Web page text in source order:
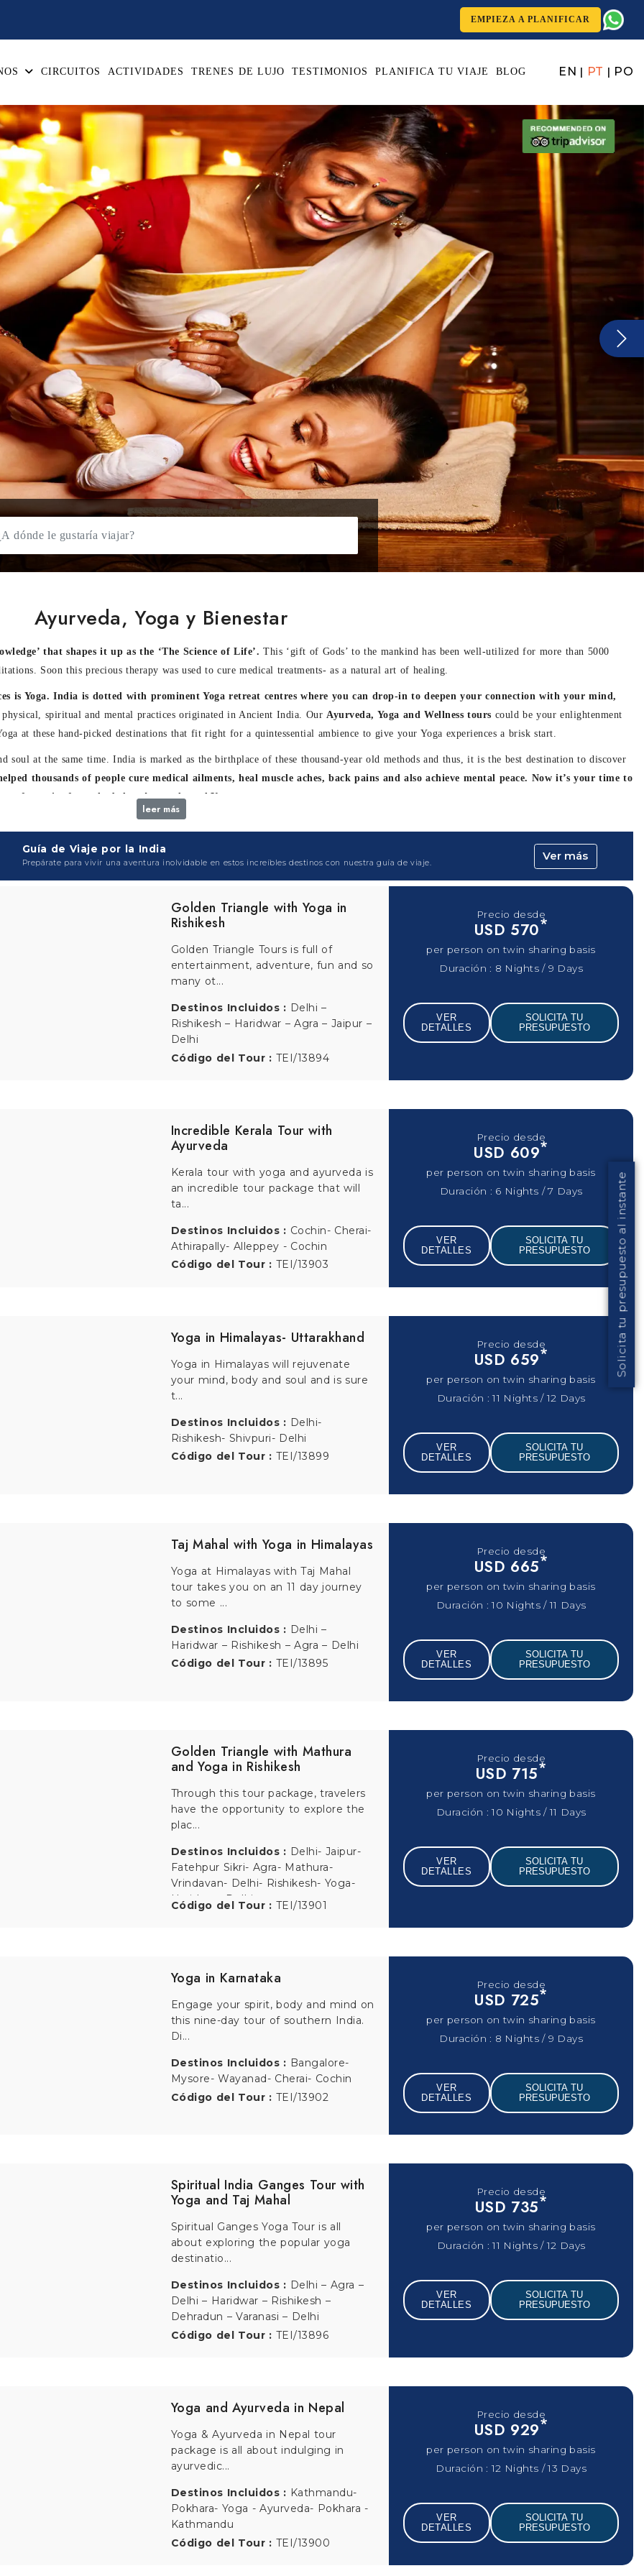
EMPIEZA A PLANIFICAR
CIRCUITOS ACTIVIDADES TRENES DE LUJO TESTIMONIOS PLANIFICA TU VIAJE BLOG EN | PT | PO
Next
Ayurveda, Yoga y Bienestar
that shapes it up as the ‘The Science of Life’. This ‘gift of Gods’ to the mankind has been well-utilized for more than 5000
Soon this precious therapy was used to cure medical treatments- as a natural art of healing.
is Yoga. India is dotted with prominent Yoga retreat centres where you can drop-in to deepen your connection with your mind,
spiritual and mental practices originated in Ancient India. Our Ayurveda, Yoga and Wellness tourscould be your enlightenment
at these hand-picked destinations that fit right for a quintessential ambience to give your Yoga experiences a brisk start.
soul at the same time. India is marked as the birthplace of these thousand-year old methods and thus, it is the best destination to discover
thousands of people cure medical ailments, heal muscle aches, back pains and also achieve mental peace. Now it’s your time to
favourite from the below Ayurveda and Yoga tours.
leer más
Guía de Viaje por la India
Prepárate para vivir una aventura inolvidable en estos increíbles destinos con nuestra guía de viaje.
Golden Triangle with Yoga in
Rishikesh
Golden Triangle Tours is full of
entertainment, adventure, fun and so
Destinos Incluidos :Delhi –
Rishikesh – Haridwar – Agra – Jaipur –
Precio desde
USD 570*
per person on twin sharing basis
Duración : 8 Nights / 9 Days
VER
DETALLES
SOLICITA TU
PRESUPUESTO
Incredible Kerala Tour with
Ayurveda
Kerala tour with yoga and ayurveda is
an incredible tour package that will
Destinos Incluidos :Cochin- Cherai-
Athirapally- Alleppey - Cochin
Código del Tour :
USD 609*
per person on twin sharing basis
Duración : 6 Nights / 7 Days
Yoga in Himalayas- Uttarakhand
Yoga in Himalayas will rejuvenate
your mind, body and soul and is sure
t...
Destinos Incluidos :Delhi-
Rishikesh- Shivpuri- Delhi
Código del Tour :TEI/13899
USD 659
per person on twin sharing basis
Duración : 11 Nights / 12 Days
DETALLES
PRESUPUESTO
tour takes you on an 11 day journey
to some ...
Destinos Incluidos : Delhi –
Haridwar – Rishikesh – Agra – Delhi
Código del Tour :
USD 665*
per person on twin sharing basis
Duración : 10 Nights / 11 Days
Through this tour package, travelers
plac...
Destinos Incluidos :
Fatehpur Sikri- Agra- Mathura-
Vrindavan- Delhi- Rishikesh- Yoga-
Haridwar- Delhi
Código del Tour : TEI/13901
USD 715*
per person on twin sharing basis
Duración : 10 Nights / 11 Days
Engage your spirit, body and mind on
this nine-day tour of southern India.
Di...
Destinos Incluidos :
Mysore- Wayanad- Cherai- Cochin
Código del Tour :TEI/13902
USD 725
per person on twin sharing basis
Duración : 8 Nights / 9 Days
Yoga and Taj Mahal
Spiritual Ganges Yoga Tour is all
about exploring the popular yoga
destinatio...
Destinos Incluidos :
Delhi – Haridwar – Rishikesh –
Dehradun – Varanasi – Delhi
Código del Tour :TEI/13896
USD 735
per person on twin sharing basis
Duración : 11 Nights / 12 Days
Yoga & Ayurveda in Nepal tour
package is all about indulging in
ayurvedic...
Destinos Incluidos :
Pokhara- Yoga - Ayurveda- Pokhara -
Kathmandu
Código del Tour :
TEI/13900
USD 929
per person on twin sharing basis
Duración : 12 Nights / 13 Days
DETALLES
PRESUPUESTO
Explore Kerala, the birthplace of
traditional Ayurvedic medicine, '
ancie...
Destinos Incluidos :Cochin- Nattika
Ayurvedic Beach Resort- Cochin
Código del Tour :TEI/13904
USD 1299
per person on twin sharing basis
Duración : 8 Nights / 9 Days
DETALLES
PRESUPUESTO
best ways to feel relaxed and let go
of al...
Destinos Incluidos :Trivandrum-
Kovalam- Kanykumari- Trivandrum
Código del Tour :TEI/13893
USD 1299*
per person on twin sharing basis
Duración : 7 Nights / 8 Days
Solicita tu presupuesto al instante